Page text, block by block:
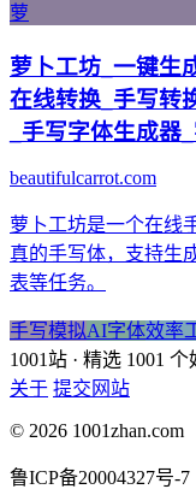
萝
萝卜工坊_一键生
在线转换_手写转
_手写字体生成器
beautifulcarrot.com
萝卜工坊是一个在线
真的手写体，支持生
表等任务。
手写模拟AI字体效率
1001站 · 精选 1001
关于 提交网站
© 2026 1001zhan.com
鲁ICP备20004327号-7